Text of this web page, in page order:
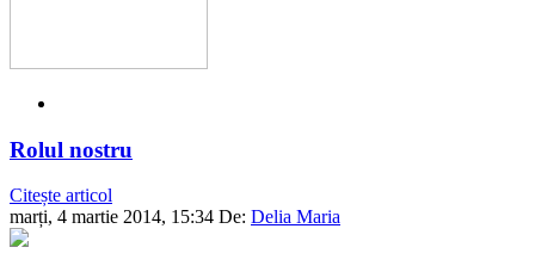
Rolul nostru
Citește articol
marți, 4 martie 2014, 15:34 De: Delia Maria